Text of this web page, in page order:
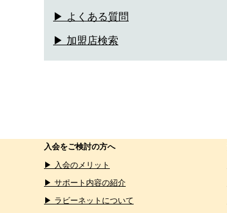
▶ よくある質問
▶ 加盟店検索
入会をご検討の方へ
▶ 入会のメリット
▶ サポート内容の紹介
▶ ラビーネットについて